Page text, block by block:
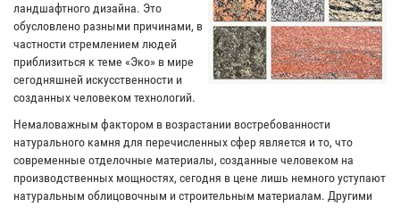
ландшафтного дизайна. Это
обусловлено разными причинами, в
частности стремлением людей
приблизиться к теме «Эко» в мире
сегодняшней искусственности и
созданных человеком технологий.
Немаловажным фактором в возрастании востребованности
натурального камня для перечисленных сфер является и то, что
современные отделочные материалы, созданные человеком на
производственных мощностях, сегодня в цене лишь немного уступают
натуральным облицовочным и строительным материалам. Другими